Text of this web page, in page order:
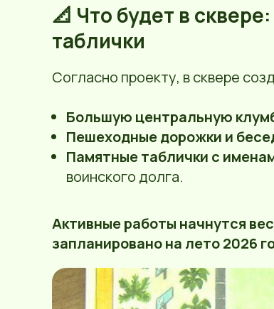
📐 Что будет в
таблички
Согласно проекту, в сквере
Большую центральную
Пешеходные дорожки и
Памятные таблички с
воинского долга.
Активные работы начнутся
запланировано на лето 2026